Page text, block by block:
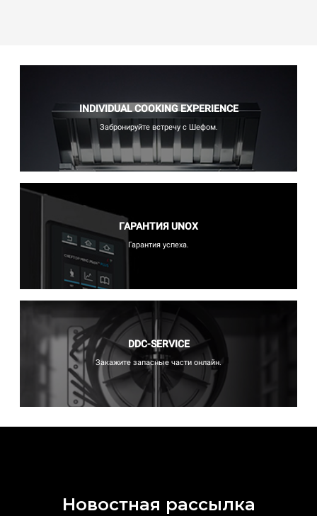
INDIVIDUAL COOKING EXPERIENCE
Забронируйте встречу с Шефом.
ГАРАНТИЯ UNOX
Гарантия успеха.
DDC-SERVICE
Закажите запасные части онлайн.
Новостная рассылка